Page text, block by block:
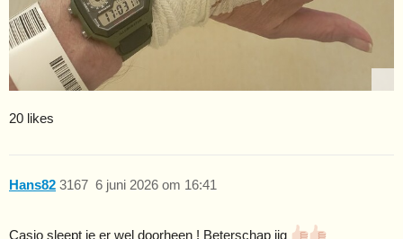
20 likes
Hans82 6 juni 2026 om 16:41
3167
Casio sleept je er wel doorheen ! Beterschap iig